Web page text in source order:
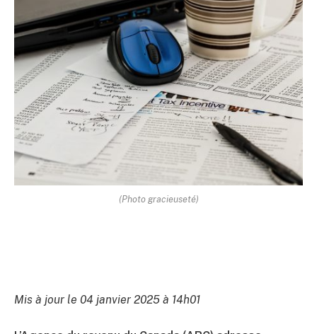
(Photo gracieuseté)
Mis à jour le 04 janvier 2025 à 14h01